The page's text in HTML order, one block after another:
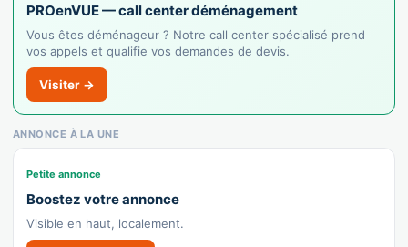
PROenVUE — call center déménagement
Vous êtes déménageur ? Notre call center spécialisé prend
vos appels et qualifie vos demandes de devis.
Visiter →
ANNONCE À LA UNE
Petite annonce
Boostez votre annonce
Visible en haut, localement.